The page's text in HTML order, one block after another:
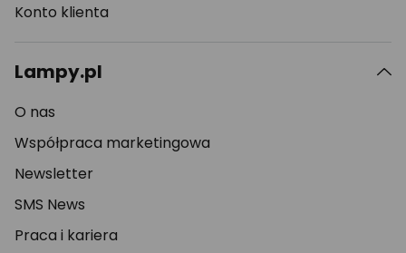
Konto klienta
Lampy.pl
O nas
Współpraca marketingowa
Newsletter
SMS News
Praca i kariera